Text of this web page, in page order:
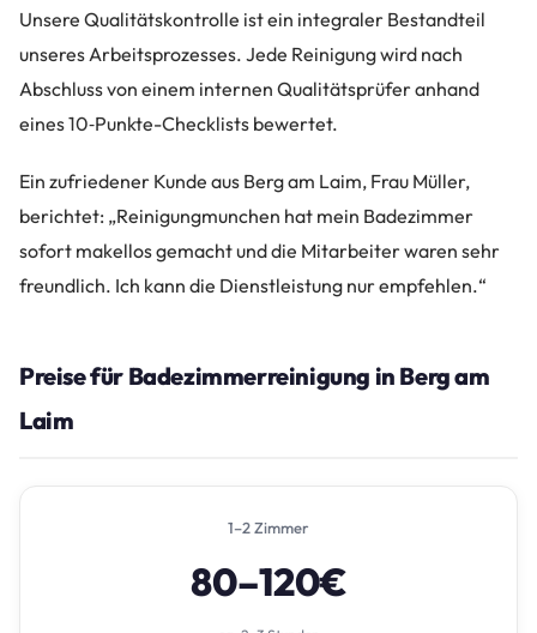
Unsere Qualitätskontrolle ist ein integraler Bestandteil
unseres Arbeitsprozesses. Jede Reinigung wird nach
Abschluss von einem internen Qualitätsprüfer anhand
eines 10‑Punkte-Checklists bewertet.
Ein zufriedener Kunde aus Berg am Laim, Frau Müller,
berichtet: „Reinigungmunchen hat mein Badezimmer
sofort makellos gemacht und die Mitarbeiter waren sehr
freundlich. Ich kann die Dienstleistung nur empfehlen.“
Preise für Badezimmerreinigung in Berg am
Laim
1–2 Zimmer
80–120€